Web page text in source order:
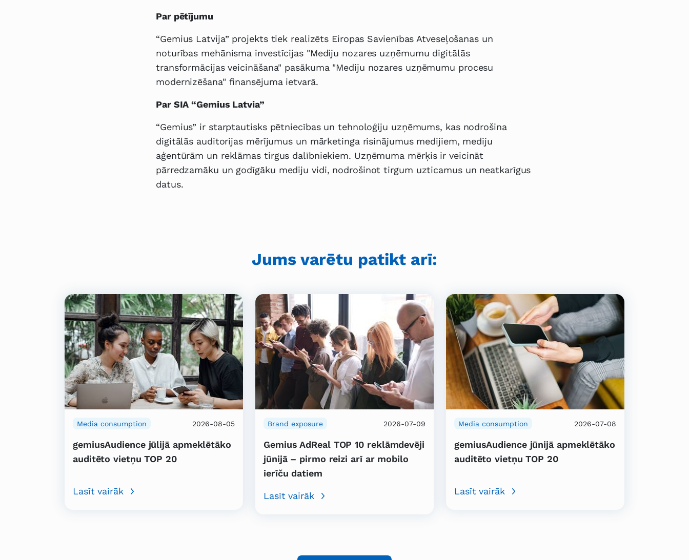
Par pētījumu
“Gemius Latvija” projekts tiek realizēts Eiropas Savienības Atveseļošanas un
noturības mehānisma investīcijas "Mediju nozares uzņēmumu digitālās
transformācijas veicināšana" pasākuma "Mediju nozares uzņēmumu procesu
modernizēšana" finansējuma ietvarā.
Par SIA “Gemius Latvia”
“Gemius” ir starptautisks pētniecības un tehnoloģiju uzņēmums, kas nodrošina
digitālās auditorijas mērījumus un mārketinga risinājumus medijiem, mediju
aģentūrām un reklāmas tirgus dalībniekiem. Uzņēmuma mērķis ir veicināt
pārredzamāku un godīgāku mediju vidi, nodrošinot tirgum uzticamus un neatkarīgus
datus.
Jums varētu patikt arī:
Media consumption 2026-08-05
gemiusAudience jūlijā apmeklētāko
auditēto vietņu TOP 20
Lasīt vairāk
Brand exposure 2026-07-09
Gemius AdReal TOP 10 reklāmdevēji
jūnijā – pirmo reizi arī ar mobilo
ierīču datiem
Lasīt vairāk
Media consumption 2026-07-08
gemiusAudience jūnijā apmeklētāko
auditēto vietņu TOP 20
Lasīt vairāk